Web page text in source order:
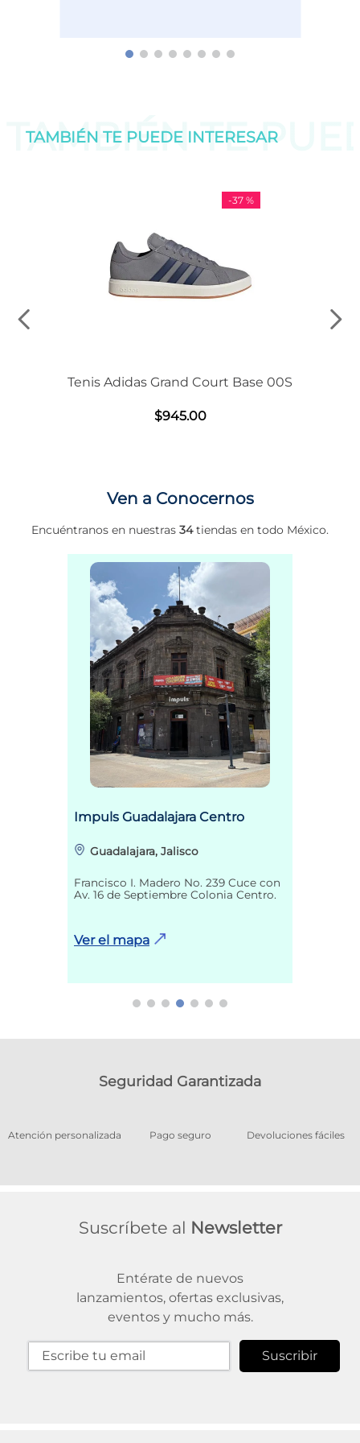
TAMBIÉN TE
TAMBIÉN TE PUEDE INTERESAR
-37 %
Tenis Adidas Grand Court Base 00S
$945.00
Ven a Conocernos
Encuéntranos en nuestras 34tiendas en todo México.
Impuls Guadalajara Centro
Guadalajara, Jalisco
Francisco I. Madero No. 239 Cuce con
Av. 16 de Septiembre Colonia Centro.
Ver el mapa
Seguridad Garantizada
Atención personalizada Pago seguro Devoluciones fáciles
Suscríbete al Newsletter
Entérate de nuevos
lanzamientos, ofertas exclusivas,
eventos y mucho más.
Suscribir